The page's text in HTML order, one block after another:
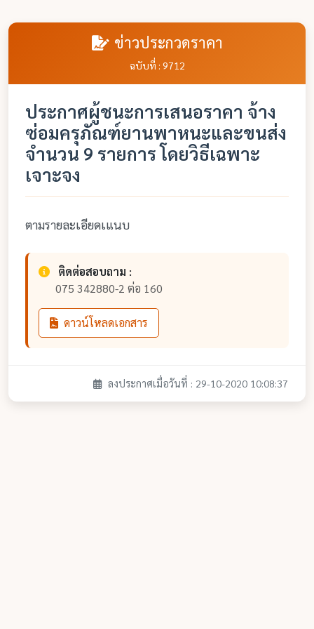
ข่าวประกวดราคา
ฉบับที่ : 9712
ประกาศผู้ชนะการเสนอราคา จ้าง
ซ่อมครุภัณฑ์ยานพาหนะและขนส่ง
จำนวน 9 รายการ โดยวิธีเฉพาะ
เจาะจง
ตามรายละเอียดเแนบ
ติดต่อสอบถาม :
075 342880-2 ต่อ 160
ดาวน์โหลดเอกสาร
ลงประกาศเมื่อวันที่ : 29-10-2020 10:08:37